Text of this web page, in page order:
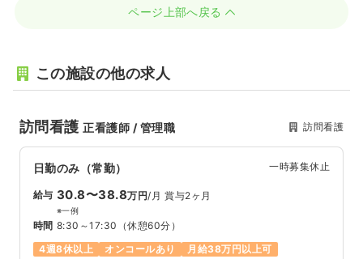
ページ上部へ戻る
この施設の他の求人
訪問看護正看護師 / 管理職 訪問看護
日勤のみ（常勤） 一時募集休止
給与 30.8〜38.8万円/月 賞与2ヶ月
※一例
時間 8:30～17:30 （休憩60分）
4週8休以上
オンコールあり 月給38万円以上可